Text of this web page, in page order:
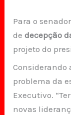
Para o
dedecepção
projeto do
Considerando
problema da
Executivo.
novas